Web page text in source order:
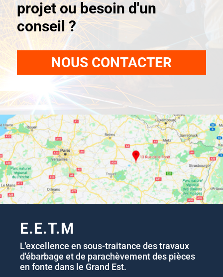
projet ou besoin d'un
conseil ?
NOUS CONTACTER
E.E.T.M
L'excellence en sous-traitance des travaux
d'ébarbage et de parachèvement des pièces
en fonte dans le Grand Est.